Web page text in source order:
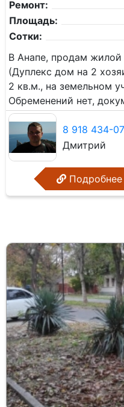
Ремонт:
Площадь:
Сотки:
В Анапе, продам
(Дуплекс дом на 2
2 кв.м., на земельном
Обременений нет,
8 918 434-
Дмитрий
Подробнее